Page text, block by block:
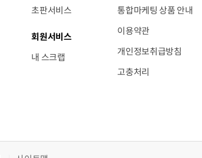
초판서비스
회원서비스
내 스크랩
통합마케팅 상품 안내
이용약관
개인정보취급방침
고충처리